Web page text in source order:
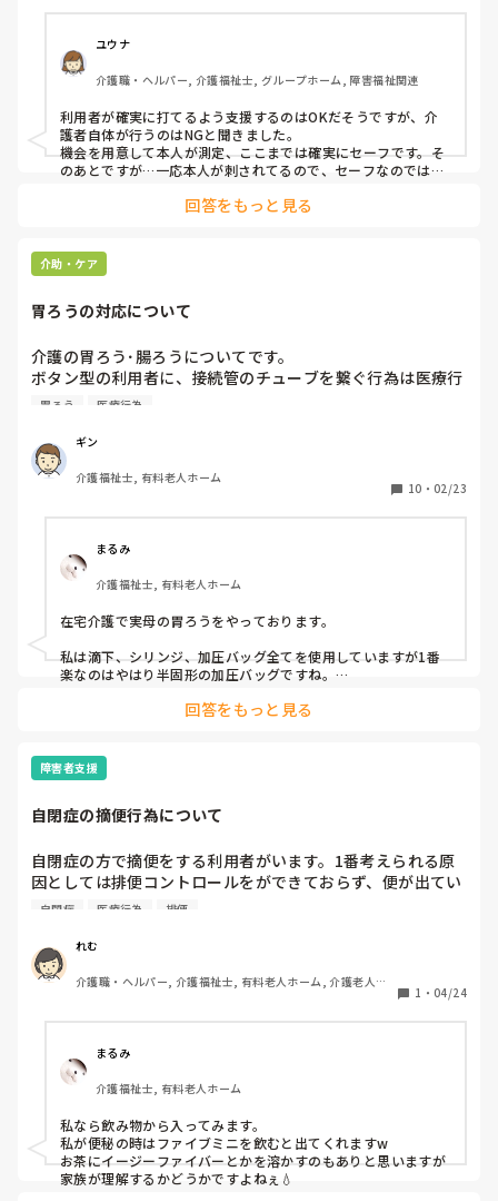
インスリンを打つ利用者のとこへ行って見てみると、ヘルパ
ーが試験紙を開封しセットし、利用者は、針を刺し血糖測
定。インスリン注射は、お腹をヘルパーが何度かつまみ消
毒、針を刺す瞬間はヘルパーが注射器を利用者と一緒に持
つ？添える？感じでやっていました。ここまでが夜勤の仕事
と言われてるのですが、ヘルパーがしてもいいのですか？医
療行為にあたるためダメだった気がするのですが、グレーす
ぎて分かりません。
た利用者に薬を飲ますため、薬がセットされてるとこを確認
る方が、こういう風に飲ませないといけない薬がなかったり
することが多々あると言っていて…薬箱を確認すると、利用
中に全部バラバラと入れられていたので、利用者の名前の一
そのため、次の夜勤からもおいでと誘われてるのですが、悩
んでいます。
ユウナ
介護職・ヘルパー, 介護福祉士, グループホーム, 障害福祉関連
利用者が確実に打てるよう支援するのはOKだそうですが、介
護者自体が行うのはNGと聞きました。
機会を用意して本人が測定、ここまでは確実にセーフです。そ
のあとですが…一応本人が刺されてるので、セーフなのではな
服薬は…一包化されていないやつに関してはNGですね。一包化
回答をもっと見る
介助・ケア
胃ろうの対応について
介護の胃ろう･腸ろうについてです。
ボタン型の利用者に、接続管のチューブを繋ぐ行為は医療行
為だと思うのですが、どうなんでしょうか?
液体の滴下はした事がありますが、半固形の対応は難しいで
すか?加圧バック使用、シリンジを使用し手動でされてます
か?
喀痰吸引2号を修了してます。
胃ろう 医療行為
ギン
介護福祉士, 有料老人ホーム
10 ・ 02/23
まるみ
介護福祉士, 有料老人ホーム
在宅介護で実母の胃ろうをやっております。
私は滴下、シリンジ、加圧バッグ全てを使用していますが1番
楽なのはやはり半固形の加圧バッグですね。
てシュコシュコと加圧すればOKなので簡単ですよ。終了後は
カテーテル式でもボタン式でも接続チューブは介護職は出来な
いですね💧
いって何だかおかしな資格だなとつくづく思います。
回答をもっと見る
障害者支援
自閉症の摘便行為について
自閉症の方で摘便をする利用者がいます。1番考えられる原
因としては排便コントロールをができておらず、便が出てい
ないのだと思います。ですが、ご家族は薬が嫌いで協力をあ
施設としてできるのは運動を取り入れる事くらいしかないで
しょうか？人前で摘便をしてそれを食べてしまうので、やは
り辞めさせてあげたいです。
自閉症 医療行為 排便
れむ
介護職・ヘルパー, 介護福祉士, 有料老人ホーム, 介護老人保
1 ・ 04/24
まるみ
介護福祉士, 有料老人ホーム
私なら飲み物から入ってみます。
私が便秘の時はファイブミニを飲むと出てくれますw
お茶にイージーファイバーとかを溶かすのもありと思いますが
家族が理解するかどうかですよねぇ💧